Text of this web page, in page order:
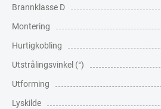
Brannklasse D
Montering
Hurtigkobling
Utstrålingsvinkel (°)
Utforming
Lyskilde